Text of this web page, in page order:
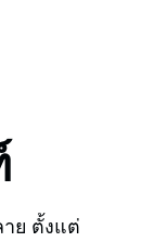
ย ตั้งแต่